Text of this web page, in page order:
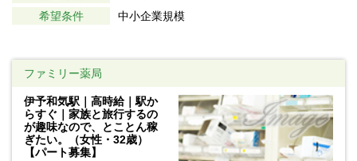
希望条件
中小企業規模
ファミリー薬局
伊予和気駅｜高時給｜駅か
らすぐ｜家族と旅行するの
が趣味なので、とことん稼
ぎたい。（女性・32歳）
【パート募集】